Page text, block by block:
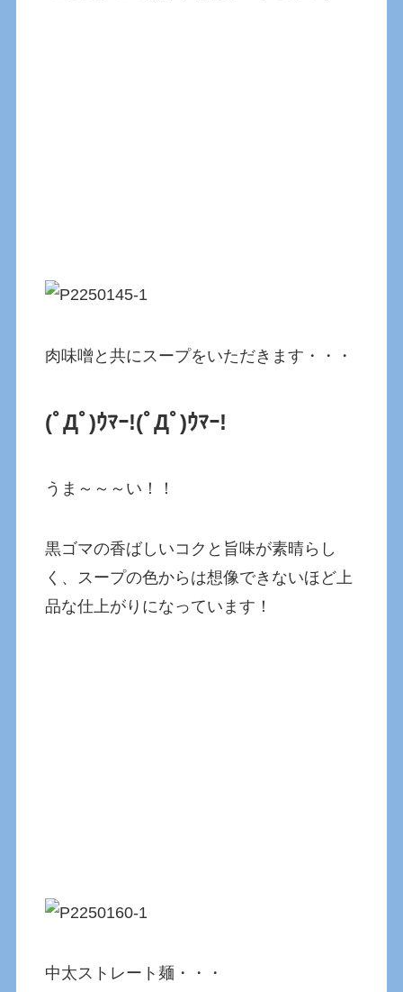
肉味噌と共にスープをいただきます・・・
(ﾟДﾟ)ｳﾏｰ!(ﾟДﾟ)ｳﾏｰ!
うま～～～い！！
黒ゴマの香ばしいコクと旨味が素晴らし
く、スープの色からは想像できないほど上
品な仕上がりになっています！
中太ストレート麺・・・